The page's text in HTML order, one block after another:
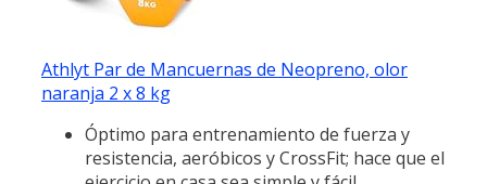
Athlyt Par de Mancuernas de Neopreno, olor
naranja 2 x 8 kg
Óptimo para entrenamiento de fuerza y
resistencia, aeróbicos y CrossFit; hace que el